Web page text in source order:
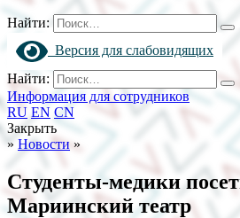
Найти:
Версия для слабовидящих
Найти:
Информация для сотрудников
RU EN CN
Закрыть
» Новости »
Студенты-медики
Мариинский театр